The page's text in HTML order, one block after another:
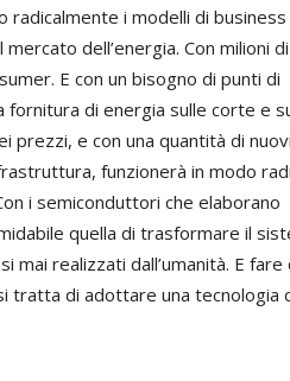
radicalmente i modelli di business
dell’energia. Con milioni di
E con un bisogno di punti di
fornitura di energia sulle corte e
prezzi, e con una quantità di
funzionerà in modo
i semiconduttori che elaborano
quella di trasformare il
mai realizzati dall’umanità. E
tratta di adottare una tecnologia